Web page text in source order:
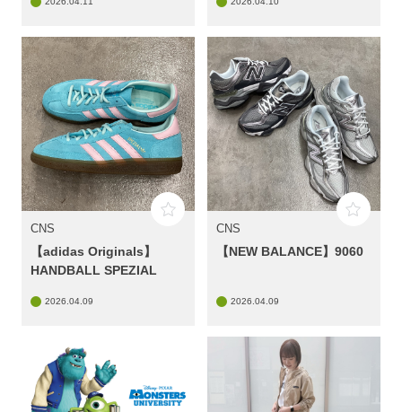
CNS
【adidas Originals】
HANDBALL SPEZIAL
2026.04.09
CNS
【NEW BALANCE】9060
2026.04.09